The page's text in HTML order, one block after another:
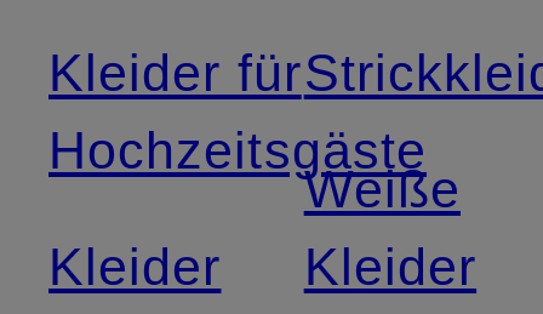
Kleider für
Hochzeitsgäste
Kleider
Weiße
Kleider